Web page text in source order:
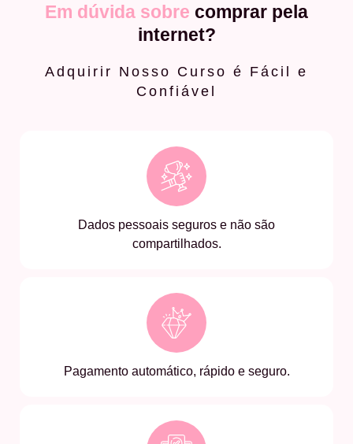
Em dúvida sobre comprar pela
internet?
Adquirir Nosso Curso é Fácil e
Confiável
Dados pessoais seguros e não são
compartilhados.
Pagamento automático, rápido e seguro.